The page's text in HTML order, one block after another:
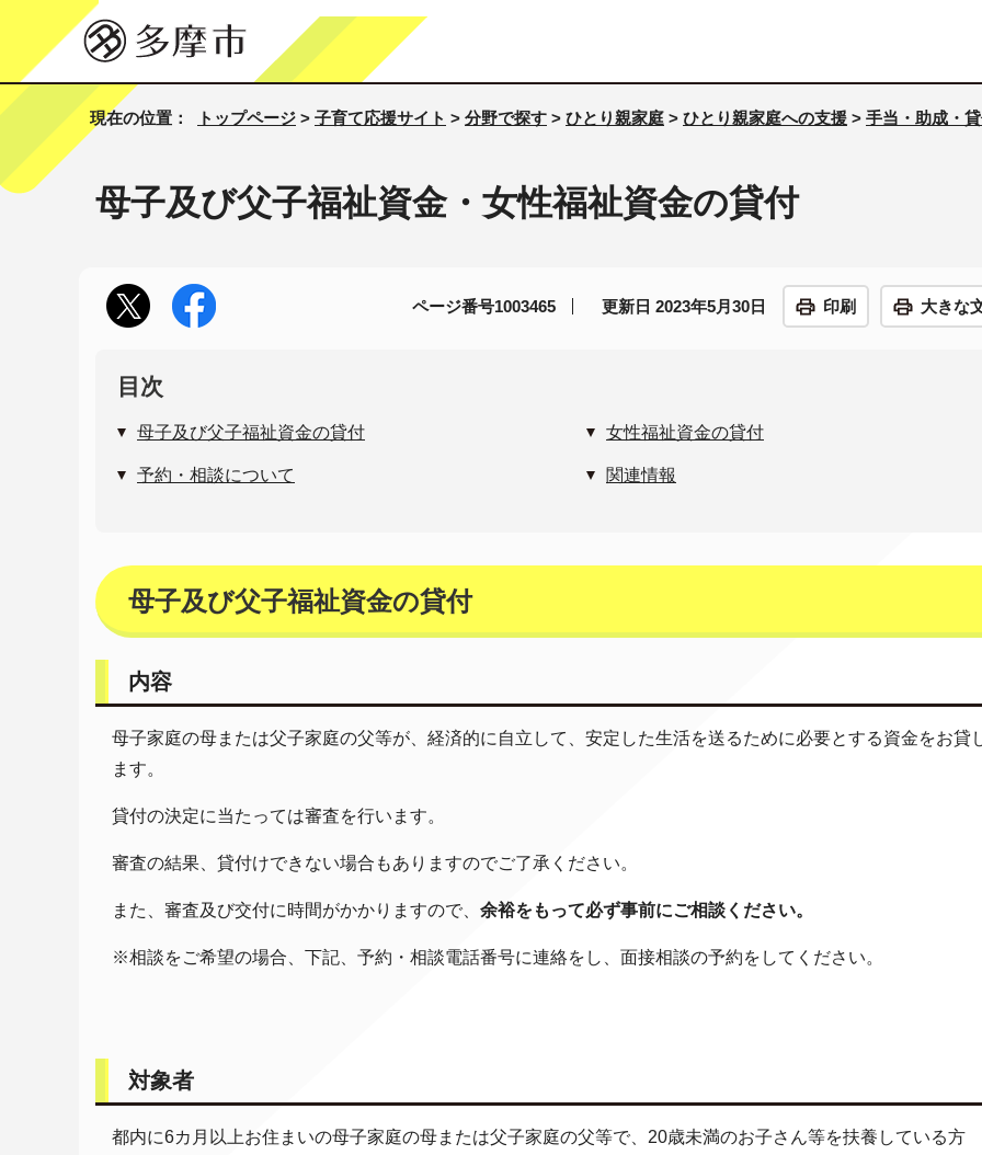
現在の位置： トップページ > 子育て応援サイト > 分野で探す > ひとり親家庭 > ひとり親家庭への支援 > 手当・助成・
母子及び父子福祉資金・女性福祉資金の貸付
ページ番号1003465 更新日 2023年5月30日 印刷 大きな
目次
母子及び父子福祉資金の貸付 女性福祉資金の貸付
予約・相談について 関連情報
母子及び父子福祉資金の貸付
内容
母子家庭の母または父子家庭の父等が、経済的に自立して、安定した生活を送るために必要とする資金をお貸
ます。
貸付の決定に当たっては審査を行います。
審査の結果、貸付けできない場合もありますのでご了承ください。
また、審査及び交付に時間がかかりますので、 余裕をもって必ず事前にご相談ください。
※相談をご希望の場合、下記、予約・相談電話番号に連絡をし、面接相談の予約をしてください。
対象者
都内に6カ月以上お住まいの母子家庭の母または父子家庭の父等で、20歳未満のお子さん等を扶養している方